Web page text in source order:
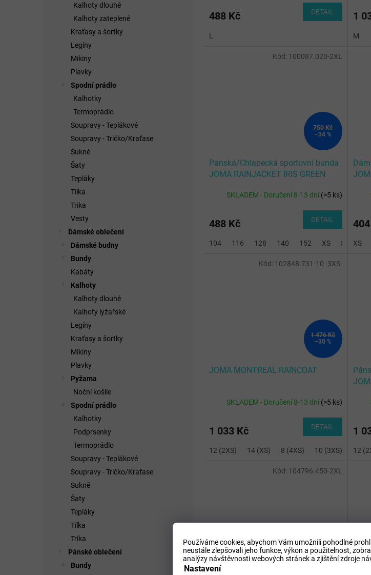
Používáme cookies, abychom Vám umožnili pohodlné
neustále zlepšovali jeho funkce, výkon a použitelnost,
analýzy návštěvnosti webových stránek a zjištění zdroje
Nastavení
Kalhoty dlouhé
Kalhoty zateplené
Kraťasy a šortky
Legíny
Mikiny
Plavky
Spodní prádlo
Kalhotky
Termoprádlo
Soupravy - Teplákové
Soupravy - Tričko/Kraťase
Sukně
Šaty
Tepláky
Tílka
Trika
Vesty
Dámské oblečení
Dámské budny
Bundy
Kabáty
Kalhoty
Kalhoty dlouhé
Kalhoty lyžařské
Legíny
Kraťasy a šortky
Mikiny
Plavky
Pyžama
Noční košile
Spodní prádlo
Kalhotky
Podprsenky
Termoprádlo
Soupravy - Teplákové
Soupravy - Tričko/Kraťase
Sukně
Šaty
Tepláky
Tílka
Trika
Pánské oblečení
Bundy
488 Kč DETAIL
L
1
M
750 Kč
–34 %
Pánská/Chlapecká sportovní bunda
JOMA RAINJACKET IRIS GREEN
SKLADEM - Doručení 8-13 dní(>5 ks)
488 Kč DETAIL
104 116 128 140 152 XS S M
Kód: 100087.020-2XL
XS
1 476 Kč
–30 %
JOMA MONTREAL RAINCOAT
SKLADEM - Doručení 8-13 dní(>5 ks)
1 033 Kč DETAIL
12 (2XS) 14 (XS) 8 (4XS) 10 (3XS)
Kód: 102848.731-10 -3XS-
1
12
762 Kč
–34 %
Kód: 104796.450-2XL